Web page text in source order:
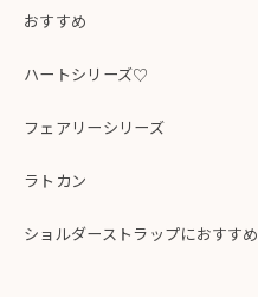
おすすめ
ハートシリーズ♡
フェアリーシリーズ
ラトカン
ショルダーストラップにおすすめ